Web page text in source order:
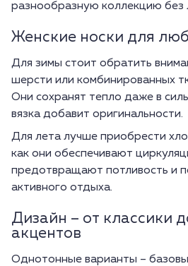
разнообразную коллекцию без
Женские носки для
Для зимы стоит обратить
шерсти или комбинированных
Они сохранят тепло даже в
вязка добавит оригинальности.
Для лета лучше приобрести
как они обеспечивают
предотвращают потливость и
активного отдыха.
Дизайн – от классики
акцентов
Однотонные варианты –